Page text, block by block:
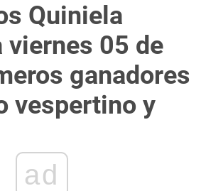
Quiniela
viernes 05 de
ganadores
vespertino y
ad